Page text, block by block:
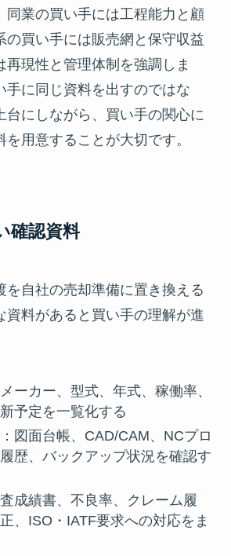
同業の買い手には工程能力と顧
の買い手には販売網と保守収益
再現性と管理体制を強調しま
手に同じ資料を出すのではな
台にしながら、買い手の関心に
用意することが大切です。
確認資料
を自社の売却準備に置き換える
資料があると買い手の理解が進
ーカー、型式、年式、稼働率、
予定を一覧化する
図面台帳、CAD/CAM、NCプロ
歴、バックアップ状況を確認す
成績書、不良率、クレーム履
、ISO・IATF要求への対応をま